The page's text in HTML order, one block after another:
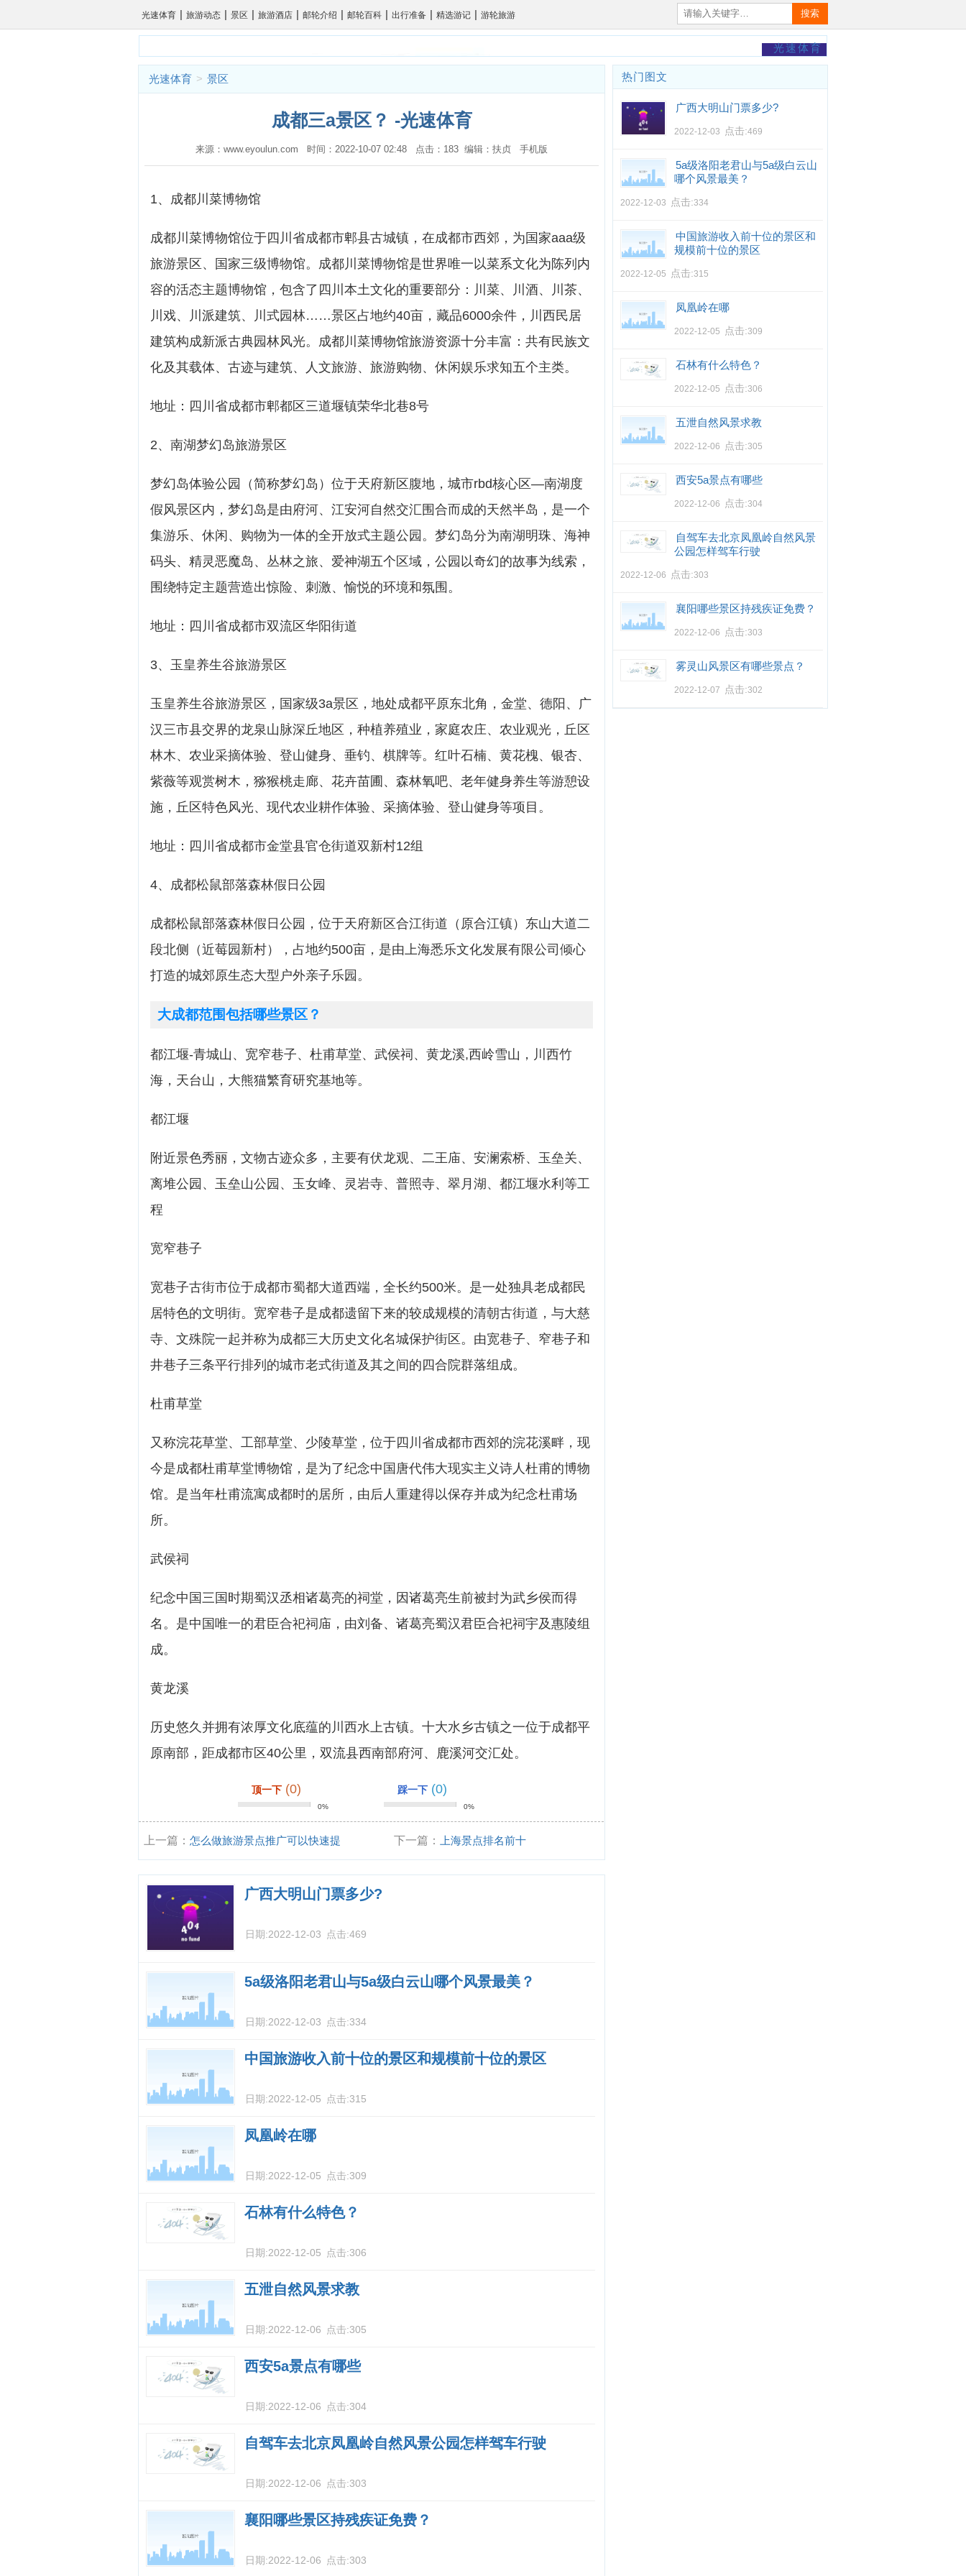
光速体育 | 旅游动态 | 景区 | 旅游酒店 | 邮轮介绍 | 邮轮百科 | 出行准备 | 精选游记 | 游轮旅游 搜索
光速体育
光速体育 > 景区
成都三a景区？ -光速体育
来源：www.eyoulun.com 时间：2022-10-07 02:48 点击：183 编辑：扶贞 手机版
1、成都川菜博物馆
成都川菜博物馆位于四川省成都市郫县古城镇，在成都市西郊，为国家aaa级
旅游景区、国家三级博物馆。成都川菜博物馆是世界唯一以菜系文化为陈列内
容的活态主题博物馆，包含了四川本土文化的重要部分：川菜、川酒、川茶、
川戏、川派建筑、川式园林……景区占地约40亩，藏品6000余件，川西民居
建筑构成新派古典园林风光。成都川菜博物馆旅游资源十分丰富：共有民族文
化及其载体、古迹与建筑、人文旅游、旅游购物、休闲娱乐求知五个主类。
地址：四川省成都市郫都区三道堰镇荣华北巷8号
2、南湖梦幻岛旅游景区
梦幻岛体验公园（简称梦幻岛）位于天府新区腹地，城市rbd核心区—南湖度
假风景区内，梦幻岛是由府河、江安河自然交汇围合而成的天然半岛，是一个
集游乐、休闲、购物为一体的全开放式主题公园。梦幻岛分为南湖明珠、海神
码头、精灵恶魔岛、丛林之旅、爱神湖五个区域，公园以奇幻的故事为线索，
围绕特定主题营造出惊险、刺激、愉悦的环境和氛围。
地址：四川省成都市双流区华阳街道
3、玉皇养生谷旅游景区
玉皇养生谷旅游景区，国家级3a景区，地处成都平原东北角，金堂、德阳、广
汉三市县交界的龙泉山脉深丘地区，种植养殖业，家庭农庄、农业观光，丘区
林木、农业采摘体验、登山健身、垂钓、棋牌等。红叶石楠、黄花槐、银杏、
紫薇等观赏树木，猕猴桃走廊、花卉苗圃、森林氧吧、老年健身养生等游憩设
施，丘区特色风光、现代农业耕作体验、采摘体验、登山健身等项目。
地址：四川省成都市金堂县官仓街道双新村12组
4、成都松鼠部落森林假日公园
成都松鼠部落森林假日公园，位于天府新区合江街道（原合江镇）东山大道二
段北侧（近莓园新村），占地约500亩，是由上海悉乐文化发展有限公司倾心
打造的城郊原生态大型户外亲子乐园。
大成都范围包括哪些景区？
都江堰-青城山、宽窄巷子、杜甫草堂、武侯祠、黄龙溪,西岭雪山，川西竹
海，天台山，大熊猫繁育研究基地等。
都江堰
附近景色秀丽，文物古迹众多，主要有伏龙观、二王庙、安澜索桥、玉垒关、
离堆公园、玉垒山公园、玉女峰、灵岩寺、普照寺、翠月湖、都江堰水利等工
程
宽窄巷子
宽巷子古街市位于成都市蜀都大道西端，全长约500米。是一处独具老成都民
居特色的文明街。宽窄巷子是成都遗留下来的较成规模的清朝古街道，与大慈
寺、文殊院一起并称为成都三大历史文化名城保护街区。由宽巷子、窄巷子和
井巷子三条平行排列的城市老式街道及其之间的四合院群落组成。
杜甫草堂
又称浣花草堂、工部草堂、少陵草堂，位于四川省成都市西郊的浣花溪畔，现
今是成都杜甫草堂博物馆，是为了纪念中国唐代伟大现实主义诗人杜甫的博物
馆。是当年杜甫流寓成都时的居所，由后人重建得以保存并成为纪念杜甫场
所。
武侯祠
纪念中国三国时期蜀汉丞相诸葛亮的祠堂，因诸葛亮生前被封为武乡侯而得
名。是中国唯一的君臣合祀祠庙，由刘备、诸葛亮蜀汉君臣合祀祠宇及惠陵组
成。
黄龙溪
历史悠久并拥有浓厚文化底蕴的川西水上古镇。十大水乡古镇之一位于成都平
原南部，距成都市区40公里，双流县西南部府河、鹿溪河交汇处。
顶一下 (0)
0%
踩一下 (0)
0%
上一篇： 怎么做旅游景点推广可以快速提
高景区知名度?
下一篇： 上海景点排名前十
广西大明山门票多少?
日期:2022-12-03 点击:469
5a级洛阳老君山与5a级白云山哪个风景最美？
日期:2022-12-03 点击:334
中国旅游收入前十位的景区和规模前十位的景区
日期:2022-12-05 点击:315
凤凰岭在哪
日期:2022-12-05 点击:309
石林有什么特色？
日期:2022-12-05 点击:306
五泄自然风景求教
日期:2022-12-06 点击:305
西安5a景点有哪些
日期:2022-12-06 点击:304
自驾车去北京凤凰岭自然风景公园怎样驾车行驶
日期:2022-12-06 点击:303
襄阳哪些景区持残疾证免费？
日期:2022-12-06 点击:303
热门图文
广西大明山门票多少?
2022-12-03 点击:469
5a级洛阳老君山与5a级白云山
哪个风景最美？
2022-12-03 点击:334
中国旅游收入前十位的景区和
规模前十位的景区
2022-12-05 点击:315
凤凰岭在哪
2022-12-05 点击:309
石林有什么特色？
2022-12-05 点击:306
五泄自然风景求教
2022-12-06 点击:305
西安5a景点有哪些
2022-12-06 点击:304
自驾车去北京凤凰岭自然风景
公园怎样驾车行驶
2022-12-06 点击:303
襄阳哪些景区持残疾证免费？
2022-12-06 点击:303
雾灵山风景区有哪些景点？
2022-12-07 点击:302